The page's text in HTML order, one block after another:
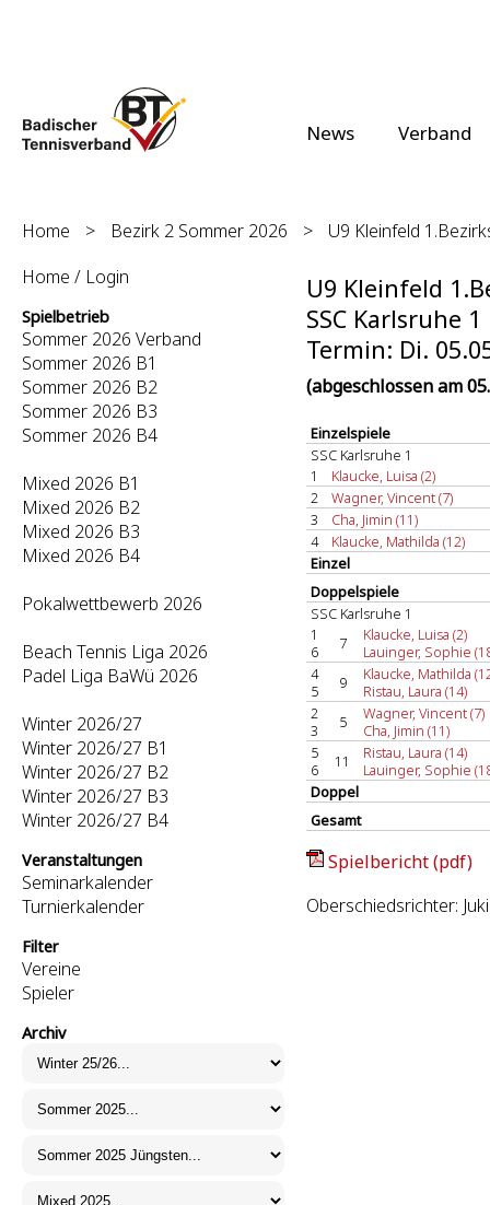
News Verband
Home > Bezirk 2 Sommer 2026 >
U9 Kleinfeld
Home / Login
Spielbetrieb
Sommer 2026 Verband
Sommer 2026 B1
Sommer 2026 B2
Sommer 2026 B3
Sommer 2026 B4
Mixed 2026 B1
Mixed 2026 B2
Mixed 2026 B3
Mixed 2026 B4
Pokalwettbewerb 2026
Beach Tennis Liga 2026
Padel Liga BaWü 2026
Winter 2026/27
Winter 2026/27 B1
Winter 2026/27 B2
Winter 2026/27 B3
Winter 2026/27 B4
Veranstaltungen
Seminarkalender
Turnierkalender
Filter
Vereine
Spieler
Archiv
U9 Kleinfeld
SSC Karlsruhe
Termin: Di.
(abgeschlossen am
Einzelspiele
SSC Karlsruhe 1
1
Klaucke, Luisa (2)
2
Wagner, Vincent (7)
3
Cha, Jimin (11)
4
Klaucke, Mathilda (12)
Einzel
Doppelspiele
SSC Karlsruhe 1
1
6
7
Klaucke, Luisa (2)
Lauinger, Sophie
4
5
9
Klaucke, Mathilda
Ristau, Laura (14)
2
3
5
Wagner, Vincent (7)
Cha, Jimin (11)
5
6
11
Ristau, Laura (14)
Lauinger, Sophie
Doppel
Gesamt
Spielbericht (pdf)
Oberschiedsrichter: